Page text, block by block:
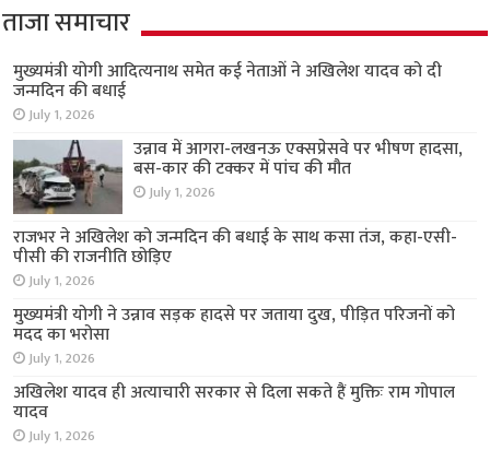
ताजा समाचार
मुख्यमंत्री योगी आदित्यनाथ समेत कई नेताओं ने अखिलेश यादव को दी
जन्मदिन की बधाई
July 1, 2026
उन्नाव में आगरा-लखनऊ एक्सप्रेसवे पर भीषण हादसा,
बस-कार की टक्कर में पांच की मौत
July 1, 2026
राजभर ने अखिलेश को जन्मदिन की बधाई के साथ कसा तंज, कहा-एसी-
पीसी की राजनीति छोड़िए
July 1, 2026
मुख्यमंत्री योगी ने उन्नाव सड़क हादसे पर जताया दुख, पीड़ित परिजनों को
मदद का भरोसा
July 1, 2026
अखिलेश यादव ही अत्याचारी सरकार से दिला सकते हैं मुक्तिः राम गोपाल
यादव
July 1, 2026